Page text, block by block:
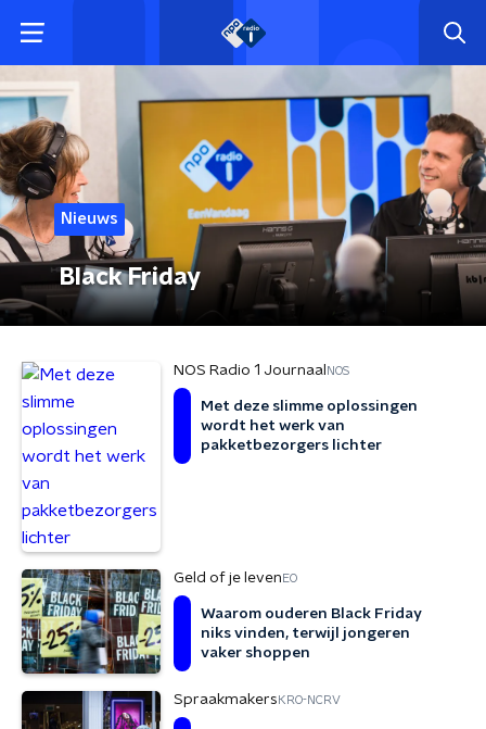
Nieuws
Black Friday
NOS Radio 1 Journaal NOS
Met deze slimme oplossingen
wordt het werk van
pakketbezorgers lichter
Geld of je leven EO
Waarom ouderen Black Friday
niks vinden, terwijl jongeren
vaker shoppen
Spraakmakers KRO-NCRV